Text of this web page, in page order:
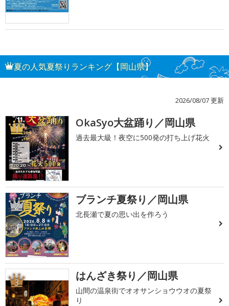
夏の人気夏祭りランキング【岡山県】
2026/08/07 更新
1 OkaSyo大盆踊り／岡山県
過去最大級！夜空に500発の打ち上げ花火
2 ブランチ夏祭り／岡山県
北長瀬で夏の思い出を作ろう
3 はんざき祭り／岡山県
山間の温泉街でオオサンショウウオの夏祭
り